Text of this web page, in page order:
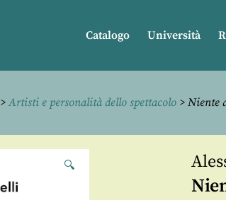
Catalogo Università
>Artisti e personalità dello spettacolo > Niente
🔍